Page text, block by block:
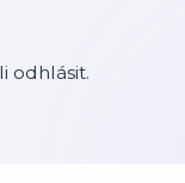
odhlásit.